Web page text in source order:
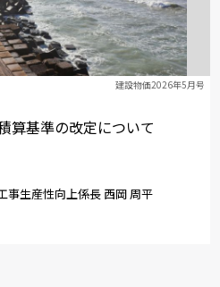
建設物価2026年5月号
算基準の改定について
事生産性向上係長 西岡 周平